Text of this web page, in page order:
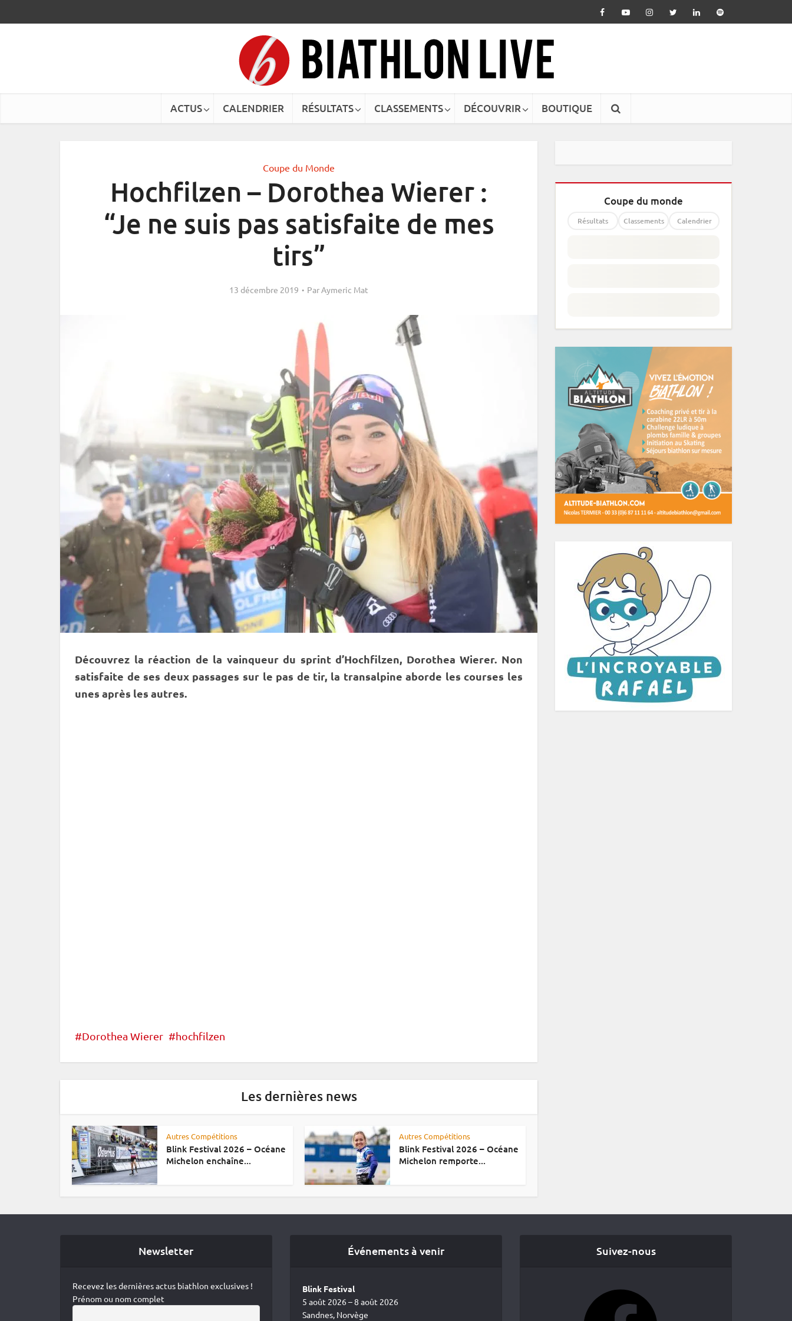
ACTUS CALENDRIER RÉSULTATS CLASSEMENTS DÉCOUVRIR BOUTIQUE
Coupe du Monde
Hochfilzen – Dorothea Wierer :
“Je ne suis pas satisfaite de mes
tirs”
13 décembre 2019 ParAymeric Mat
Découvrez la réaction de la vainqueur du sprintd’Hochfilzen, Dorothea Wierer. Non
satisfaite de ses deux passages sur le pas de tir, la transalpine aborde les courses les
unes après les autres.
Dorothea Wierer hochfilzen
Les dernières news
Autres Compétitions
Blink Festival 2026 – Océane
Michelon enchaîne...
Autres Compétitions
Blink Festival 2026 – Océane
Michelon remporte...
Coupe du monde
Résultats Classements Calendrier
Newsletter
Recevez les dernières actus biathlon exclusives !
Prénom ou nom complet
Événements à venir
Blink Festival
5 août 2026 – 8 août 2026
Sandnes, Norvège
Suivez-nous